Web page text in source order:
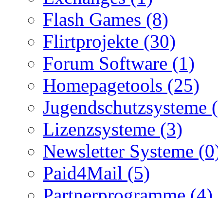
Flash Games (8)
Flirtprojekte (30)
Forum Software (1)
Homepagetools (25)
Jugendschutzsysteme
Lizenzsysteme (3)
Newsletter Systeme
Paid4Mail (5)